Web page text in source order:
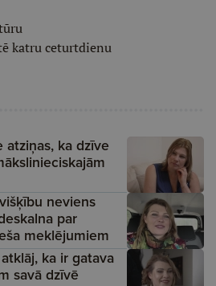
katru ceturtdienu
ka dzīve
neviens
par
meklējumiem
ka ir gatava
savā dzīvē